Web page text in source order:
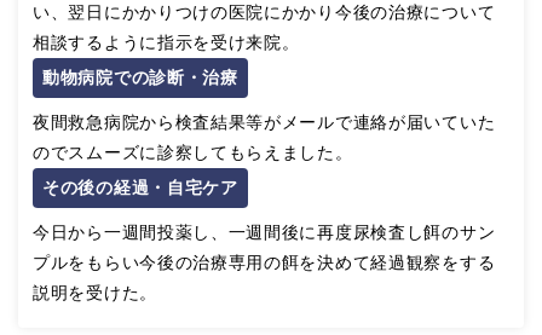
い、翌日にかかりつけの医院にかかり今後の治療について
相談するように指示を受け来院。
動物病院での診断・治療
夜間救急病院から検査結果等がメールで連絡が届いていた
のでスムーズに診察してもらえました。
その後の経過・自宅ケア
今日から一週間投薬し、一週間後に再度尿検査し餌のサン
プルをもらい今後の治療専用の餌を決めて経過観察をする
説明を受けた。